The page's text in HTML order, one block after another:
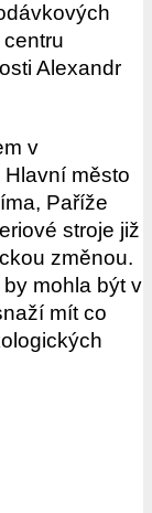
Alexandr
v
město
Paříže
stroje již
změnou.
mohla být v
mít co